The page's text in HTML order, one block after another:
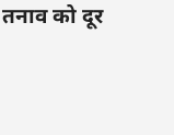
को दूर